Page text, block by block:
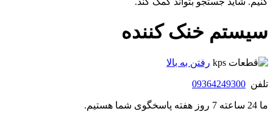
سیستم خنک کننده
رفتن به بالا
تلفن 09364249300
ما 24 ساعته 7 روز هفته پاسخگوی شما هستیم.